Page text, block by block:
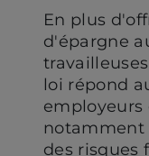
En plus
d'épargne
loi répond
employeurs
notamment
des risques